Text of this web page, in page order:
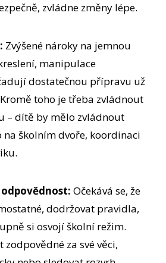
zvládne změny lépe.
Zvýšené nároky na jemnou
manipulace
dostatečnou přípravu už
toho je třeba zvládnout
– dítě by mělo zvládnout
na školním dvoře, koordinaci
Očekává se, že
dodržovat pravidla,
si osvojí školní režim.
za své věci,